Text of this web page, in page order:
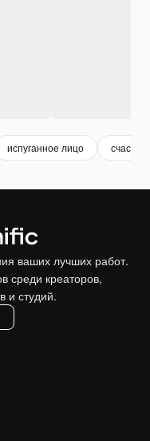
испуганное лицо
ваших лучших работ.
среди креаторов,
и студий.